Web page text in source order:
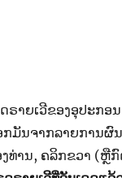
າຍເວີຂອງອຸປະກອ
ກມັນຈາກລາຍການຜົ
ານ, ຄລິກຂວາ (ຫຼືກົ